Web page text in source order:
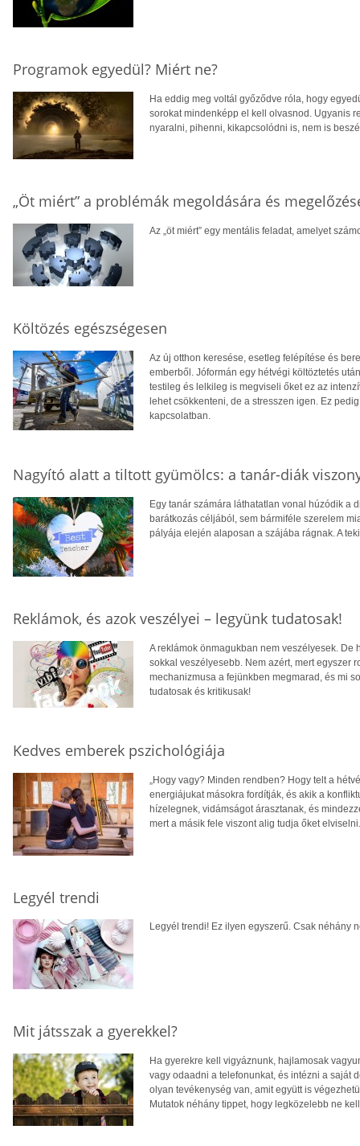
Programok egyedül? Miért ne?
Ha eddig meg voltál győződve róla, hogy
sorokat mindenképp el kell olvasnod. Ugyanis
nyaralni, pihenni, kikapcsolódni is, nem is
„Öt miért” a problémák megoldására és
Az „öt miért” egy mentális feladat, amelyet
Költözés egészségesen
Az új otthon keresése, esetleg felépítése és
emberből. Jóformán egy hétvégi költöztetés
testileg és lelkileg is megviseli őket ez az
lehet csökkenteni, de a stresszen igen. Ez
kapcsolatban.
Nagyító alatt a tiltott gyümölcs: a tanár-diák
Egy tanár számára láthatatlan vonal húzódik a
barátkozás céljából, sem bármiféle szerelem
pályája elején alaposan a szájába rágnak. A
Reklámok, és azok veszélyei – legyünk tudatosak!
A reklámok önmagukban nem veszélyesek.
sokkal veszélyesebb. Nem azért, mert egyszer
mechanizmusa a fejünkben megmarad, és mi
tudatosak és kritikusak!
Kedves emberek pszichológiája
„Hogy vagy? Minden rendben? Hogy telt a
energiájukat másokra fordítják, és akik a
hízelegnek, vidámságot árasztanak, és
mert a másik fele viszont alig tudja őket
Legyél trendi
Legyél trendi! Ez ilyen egyszerű. Csak néhány
Mit játsszak a gyerekkel?
Ha gyerekre kell vigyáznunk, hajlamosak
vagy odaadni a telefonunkat, és intézni a saját
olyan tevékenység van, amit együtt is
Mutatok néhány tippet, hogy legközelebb ne